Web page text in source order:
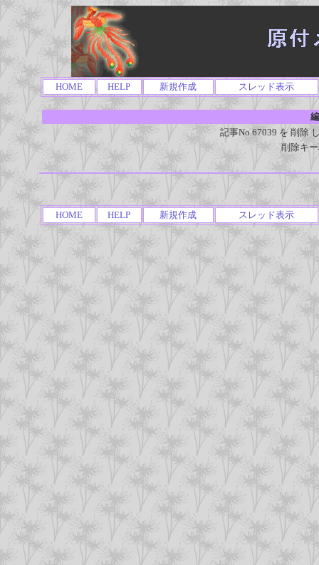
HOME HELP 新規作成 スレッド表示
記事No.67039 を 削除
削除キ
HOME HELP 新規作成 スレッド表示